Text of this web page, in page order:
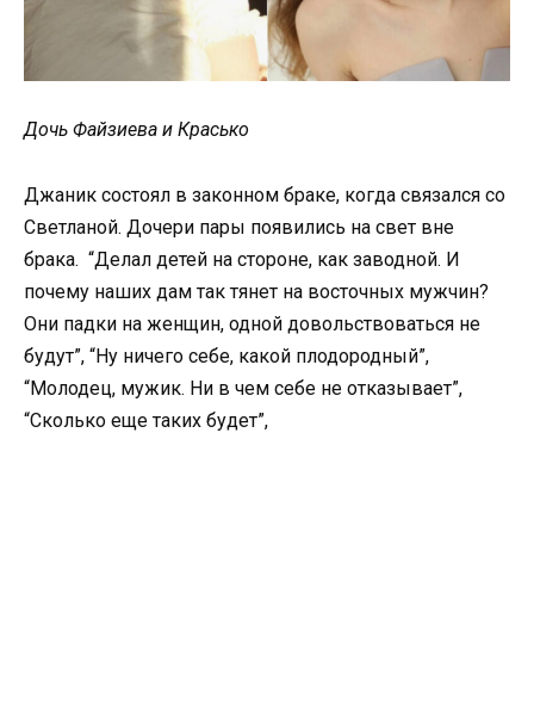
Дочь Файзиева и Красько
Джаник состоял в законном браке, когда связался со
Светланой. Дочери пары появились на свет вне
брака. “Делал детей на стороне, как заводной. И
почему наших дам так тянет на восточных мужчин?
Они падки на женщин, одной довольствоваться не
будут”, “Ну ничего себе, какой плодородный”,
“Молодец, мужик. Ни в чем себе не отказывает”,
“Сколько еще таких будет”,